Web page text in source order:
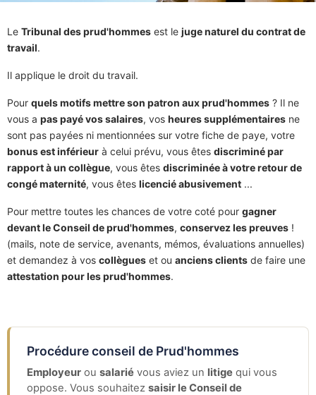
Le Tribunal des prud'hommes est le juge naturel du contrat de
travail.
Il applique le droit du travail.
Pour quels motifs mettre son patron aux prud'hommes ? Il ne
vous a pas payé vos salaires, vos heures supplémentaires ne
sont pas payées ni mentionnées sur votre fiche de paye, votre
bonus est inférieur à celui prévu, vous êtes discriminé par
rapport à un collègue, vous êtes discriminée à votre retour de
congé maternité, vous êtes licencié abusivement ...
Pour mettre toutes les chances de votre coté pour gagner
devant le Conseil de prud'hommes, conservez les preuves !
(mails, note de service, avenants, mémos, évaluations annuelles)
et demandez à vos collègues et ou anciens clients de faire une
attestation pour les prud'hommes.
Procédure conseil de Prud'hommes
Employeur ou salarié vous aviez un litige qui vous
oppose. Vous souhaitez saisir le Conseil de